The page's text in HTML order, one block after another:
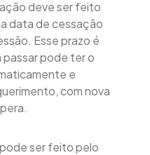
deve ser feito
data de cessação
Esse prazo é
pode ter o
e
com nova
ser feito pelo